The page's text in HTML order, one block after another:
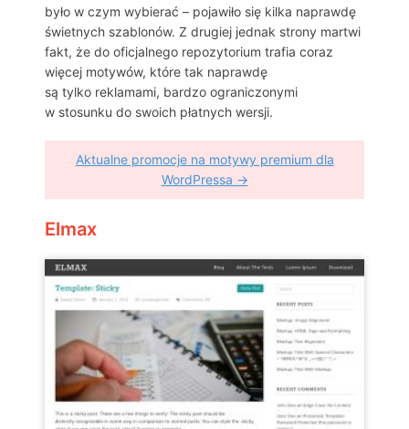
było w czym wybierać – pojawiło się kilka naprawdę
świetnych szablonów. Z drugiej jednak strony martwi
fakt, że do oficjalnego repozytorium trafia coraz
więcej motywów, które tak naprawdę
są tylko reklamami, bardzo ograniczonymi
w stosunku do swoich płatnych wersji.
Aktualne promocje na motywy premium dla
WordPressa →
Elmax